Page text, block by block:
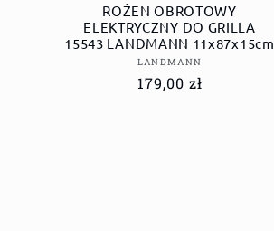
ROŻEN OBROTOWY
ELEKTRYCZNY DO GRILLA
15543 LANDMANN 11x87x15cm
Dostawca:
LANDMANN
Cena
179,00 zł